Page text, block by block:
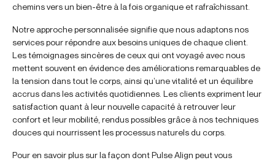
chemins vers un bien-être à la fois organique et rafraîchissant.
Notre approche personnalisée signifie que nous adaptons nos
services pour répondre aux besoins uniques de chaque client.
Les témoignages sincères de ceux qui ont voyagé avec nous
mettent souvent en évidence des améliorations remarquables de
la tension dans tout le corps, ainsi qu’une vitalité et un équilibre
accrus dans les activités quotidiennes. Les clients expriment leur
satisfaction quant à leur nouvelle capacité à retrouver leur
confort et leur mobilité, rendus possibles grâce à nos techniques
douces qui nourrissent les processus naturels du corps.
Pour en savoir plus sur la façon dont Pulse Align peut vous